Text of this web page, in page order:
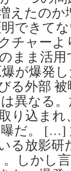
えたの
できて
チャーよ
まま活
が爆発
る外部
異なる
り込まれ
だ。 […]
る放影
しかし